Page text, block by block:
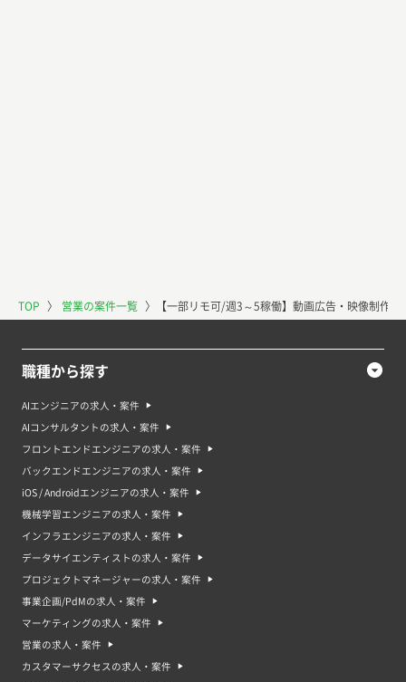
TOP 〉 営業の案件一覧 〉 【一部リモ可/週3～5稼働】動画広告・映像制作
職種から探す
AIエンジニアの求人・案件
AIコンサルタントの求人・案件
フロントエンドエンジニアの求人・案件
バックエンドエンジニアの求人・案件
iOS / Androidエンジニアの求人・案件
機械学習エンジニアの求人・案件
インフラエンジニアの求人・案件
データサイエンティストの求人・案件
プロジェクトマネージャーの求人・案件
事業企画/PdMの求人・案件
マーケティングの求人・案件
営業の求人・案件
カスタマーサクセスの求人・案件